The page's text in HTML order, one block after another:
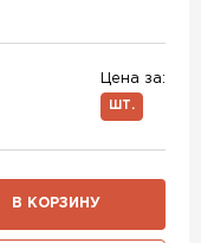
Цена за:
ШТ.
В КОРЗИНУ